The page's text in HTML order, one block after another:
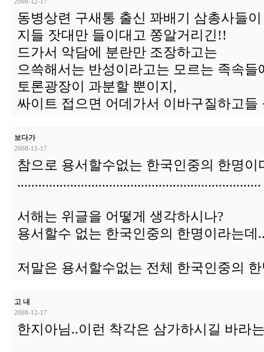
2008-12-17
동병상련 구새통 출신 꽈배기 삼총사들이
지들 잣대만 들이대고 쫑알거리긴!!
드가서 악담에 분란만 조장하고는
으쓱해서는 반성이라고는 모르는 족속들
토론광장이 과분할 뿐이지,
싸이트 접으면 어데가서 이바구질하고들
보다가
2008-12-17
참으로 용서할수없는 한국인중의 한명이
.....................................................................
서해는 위글을 어떻게 생각하시나?
용서할수 없는 한국인중의 한명이라는데
저말은 용서할수없는 전체 한국인중의
고 내
2008-12-17
한지아님..이런 착각은 삼가하시길 바라